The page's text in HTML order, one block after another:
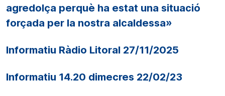
agredolça perquè ha estat una situació
forçada per la nostra alcaldessa»
Informatiu Ràdio Litoral 27/11/2025
Informatiu 14.20 dimecres 22/02/23